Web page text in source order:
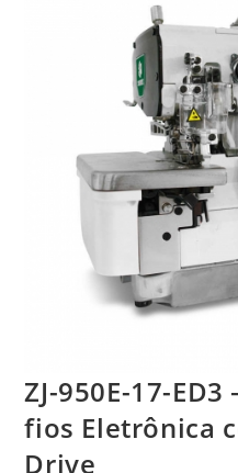
ZJ-950E-17-
fios Eletrônica
Drive